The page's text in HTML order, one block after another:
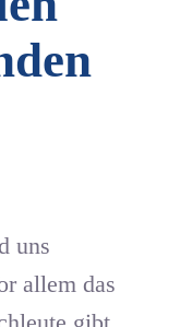
uns
allem das